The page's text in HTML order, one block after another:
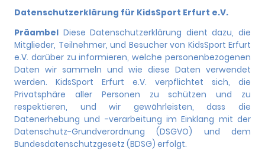
Datenschutzerklärung für KidsSport Erfurt e.V.
Präambel Diese Datenschutzerklärung dient dazu, die
Mitglieder, Teilnehmer, und Besucher von KidsSport Erfurt
e.V. darüber zu informieren, welche personenbezogenen
Daten wir sammeln und wie diese Daten verwendet
werden. KidsSport Erfurt e.V. verpflichtet sich, die
Privatsphäre aller Personen zu schützen und zu
respektieren, und wir gewährleisten, dass die
Datenerhebung und -verarbeitung im Einklang mit der
Datenschutz-Grundverordnung (DSGVO) und dem
Bundesdatenschutzgesetz (BDSG) erfolgt.